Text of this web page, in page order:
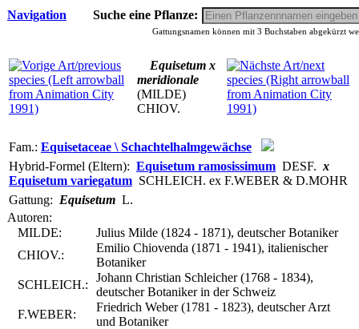
Navigation Suche eine Pflanze:
Gattungsnamen können mit 3 Buchstaben abgekürzt
Equisetum x
meridionale
(MILDE)
CHIOV.
Fam.: Equisetaceae \ Schachtelhalmgewächse
Hybrid-Formel (Eltern): Equisetum ramosissimum DESF. x
Equisetum variegatum SCHLEICH. ex F.WEBER & D.MOHR
Gattung: Equisetum L.
Autoren:
MILDE:
Julius Milde (1824 - 1871), deutscher Botaniker
CHIOV.:
Emilio Chiovenda (1871 - 1941), italienischer
Botaniker
SCHLEICH.:
Johann Christian Schleicher (1768 - 1834),
deutscher Botaniker in der Schweiz
F.WEBER:
Friedrich Weber (1781 - 1823), deutscher Arzt
und Botaniker